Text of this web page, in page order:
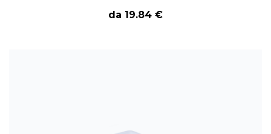
da 19.84 €